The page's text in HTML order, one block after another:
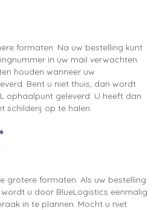
formaten. Na uw bestelling kunt
in uw mail verwachten.
houden wanneer uw
Bent u niet thuis, dan wordt
ophaalpunt geleverd. U heeft dan
schilderij op te halen.
grotere formaten. Als uw bestelling
u door BlueLogistics eenmalig
in te plannen. Mocht u niet